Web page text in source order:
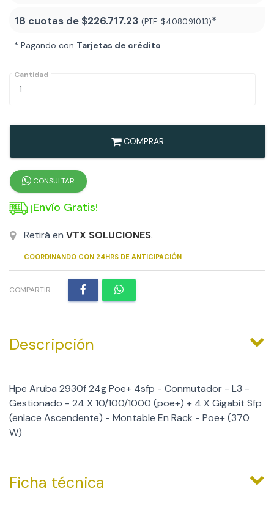
18 cuotas de $226.717.23 (PTF: $4.080.910.13)*
* Pagando con Tarjetas de crédito
Cantidad
COMPRAR
CONSULTAR
¡Envío Gratis!
Retirá en VTX SOLUCIONES.
COORDINANDO CON 24HRS DE ANTICIPACIÓN
COMPARTIR:
Descripción
Hpe Aruba 2930f 24g Poe+ 4sfp - Conmutador - L3 -
Gestionado - 24 X 10/100/1000 (poe+) + 4 X Gigabit Sfp
(enlace Ascendente) - Montable En Rack - Poe+ (370
W)
Ficha técnica